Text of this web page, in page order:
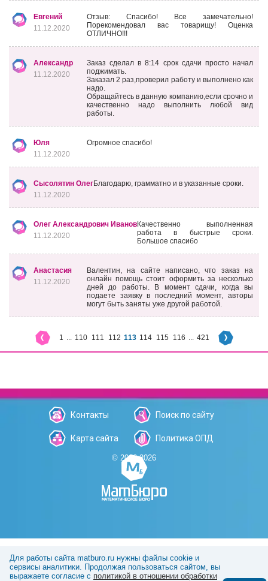
Евгений
11.12.2020
Отзыв: Спасибо! Все замечательно!
Порекомендовал вас товарищу! Оценка
ОТЛИЧНО!!!
Александр
11.12.2020
Заказ сделал в 8:14 срок сдачи просто начал
поджимать.
Заказал 2 раз,проверил работу и выполнено как
надо.
Обращайтесь в данную компанию,если срочно и
качественно надо выполнить любой вид
работы.
Юля
11.12.2020
Огромное спасибо!
Сысолятин Олег
11.12.2020
Благодарю, грамматно и в указанные сроки.
Олег Александрович Иванов
11.12.2020
Качественно выполненная
работа в быстрые сроки.
Большое спасибо
Анастасия
11.12.2020
Валентин, на сайте написано, что заказ на
онлайн помощь стоит оформить за несколько
дней до работы. В момент сдачи, когда вы
подаете заявку в последний момент, авторы
могут быть заняты уже другой работой.
1 ... 110 111 112 113 114 115 116 ... 421
Контакты Поиск по сайту
Карта сайта Политика ОПД
© 2006-2026
Для работы сайта matburo.ru нужны файлы cookie и
сервисы аналитики. Продолжая пользоваться сайтом, вы
выражаете согласие с политикой в отношении обработки